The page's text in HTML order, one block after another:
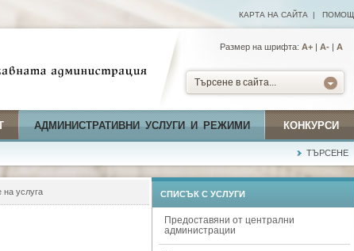
КАРТА НА САЙТА | ПОМОЩ
Размер на шрифта: А+ | A- | A
Търсене в сайта...
АДМИНИСТРАТИВНИ УСЛУГИ И РЕЖИМИ КОНКУРСИ
ТЪРСЕНЕ
услуга СПИСЪК С УСЛУГИ
Предоставяни от централни
администрации